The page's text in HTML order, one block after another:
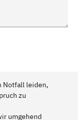
Notfall leiden,
zu
umgehend